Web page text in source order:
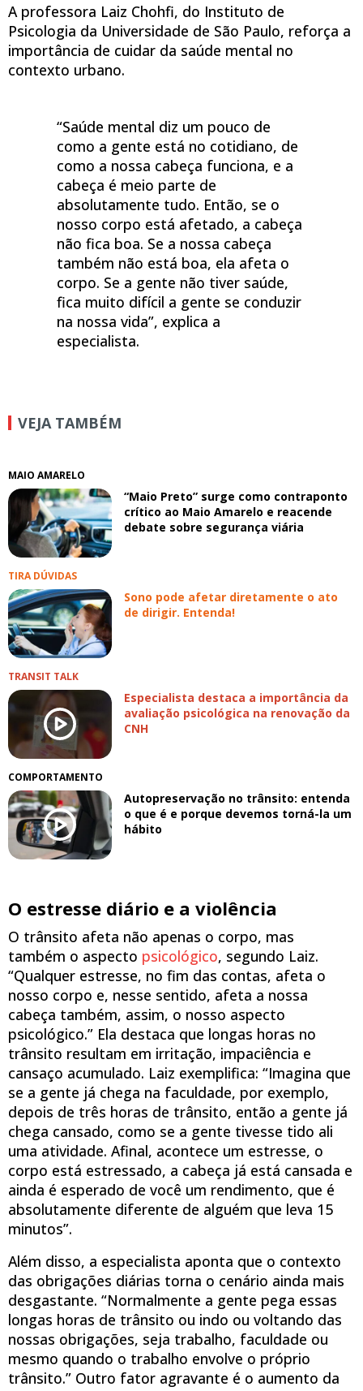
A professora Laiz Chohfi, do Instituto de
Psicologia da Universidade de São Paulo, reforça a
importância de cuidar da saúde mental no
contexto urbano.
“Saúde mental diz um pouco de
como a gente está no cotidiano, de
como a nossa cabeça funciona, e a
cabeça é meio parte de
absolutamente tudo. Então, se o
nosso corpo está afetado, a cabeça
não fica boa. Se a nossa cabeça
também não está boa, ela afeta o
corpo. Se a gente não tiver saúde,
fica muito difícil a gente se conduzir
na nossa vida”, explica a
especialista.
VEJA TAMBÉM
MAIO AMARELO
“Maio Preto” surge como contraponto
crítico ao Maio Amarelo e reacende
debate sobre segurança viária
TIRA DÚVIDAS
Sono pode afetar diretamente o ato
de dirigir. Entenda!
TRANSIT TALK
Especialista destaca a importância da
avaliação psicológica na renovação da
CNH
COMPORTAMENTO
Autopreservação no trânsito: entenda
o que é e porque devemos torná-la um
hábito
O estresse diário e a violência
O trânsito afeta não apenas o corpo, mas
também o aspecto psicológico, segundo Laiz.
“Qualquer estresse, no fim das contas, afeta o
nosso corpo e, nesse sentido, afeta a nossa
cabeça também, assim, o nosso aspecto
psicológico.” Ela destaca que longas horas no
trânsito resultam em irritação, impaciência e
cansaço acumulado. Laiz exemplifica: “Imagina que
se a gente já chega na faculdade, por exemplo,
depois de três horas de trânsito, então a gente já
chega cansado, como se a gente tivesse tido ali
uma atividade. Afinal, acontece um estresse, o
corpo está estressado, a cabeça já está cansada e
ainda é esperado de você um rendimento, que é
absolutamente diferente de alguém que leva 15
minutos”.
Além disso, a especialista aponta que o contexto
das obrigações diárias torna o cenário ainda mais
desgastante. “Normalmente a gente pega essas
longas horas de trânsito ou indo ou voltando das
nossas obrigações, seja trabalho, faculdade ou
mesmo quando o trabalho envolve o próprio
trânsito.” Outro fator agravante é o aumento da